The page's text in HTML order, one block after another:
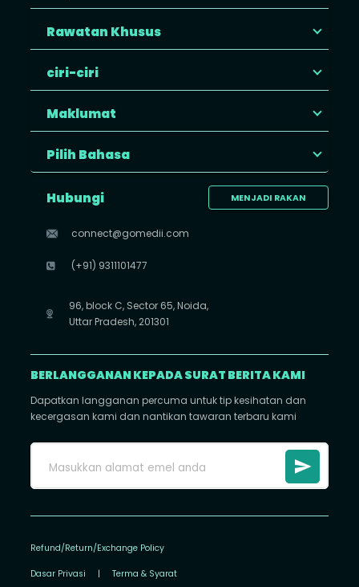
Rawatan Khusus
ciri-ciri
Maklumat
Pilih Bahasa
MENJADI RAKAN
Hubungi
connect@gomedii.com
(+91) 9311101477
96, block C, Sector 65, Noida,
Uttar Pradesh, 201301
BERLANGGANAN KEPADA SURAT BERITA KAMI
Dapatkan langganan percuma untuk tip kesihatan dan
kecergasan kami dan nantikan tawaran terbaru kami
Refund/Return/Exchange Policy
Dasar Privasi | Terma & Syarat